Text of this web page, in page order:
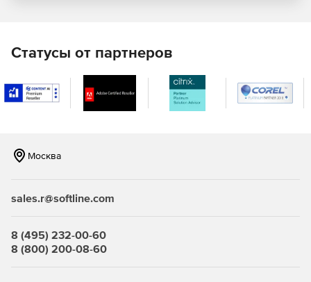
Статусы от партнеров
Москва
sales.r@softline.com
8 (495) 232-00-60
8 (800) 200-08-60